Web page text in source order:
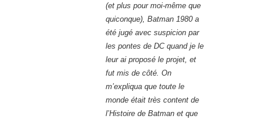
(et plus pour moi-même que
quiconque), Batman 1980 a
été jugé avec suspicion par
les pontes de DC quand je le
leur ai proposé le projet, et
fut mis de côté. On
m’expliqua que toute le
monde était très content de
l’Histoire de Batman et que